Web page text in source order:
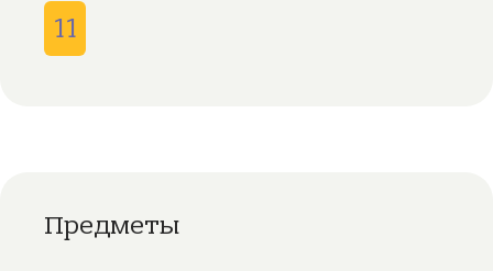
11
Предметы